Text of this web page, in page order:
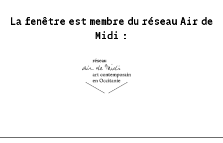
La fenêtre est membre du réseau Air de
Midi :